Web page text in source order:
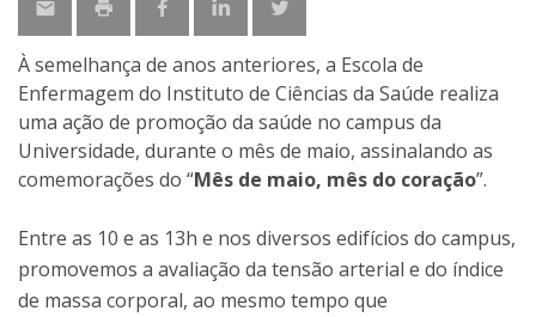
À semelhança de anos anteriores, a Escola de
Enfermagem do Instituto de Ciências da Saúde realiza
uma ação de promoção da saúde no campus da
Universidade, durante o mês de maio, assinalando as
comemorações do “Mês de maio, mês do coração”.
Entre as 10 e as 13h e nos diversos edifícios do campus,
promovemos a avaliação da tensão arterial e do índice
de massa corporal, ao mesmo tempo que